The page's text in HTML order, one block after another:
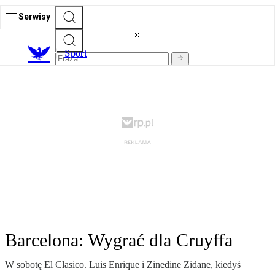
Serwisy
Sport
Barcelona: Wygrać dla Cruyffa
W sobotę El Clasico. Luis Enrique i Zinedine Zidane, kiedyś